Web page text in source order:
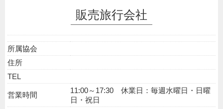
販売旅行会社
所属協会
住所
TEL
営業時間
11:00～17:30 休業日：毎週水曜日・日曜
日・祝日